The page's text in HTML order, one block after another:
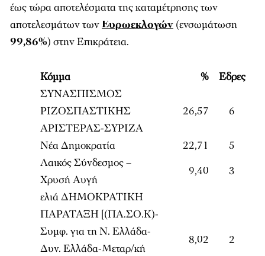
έως τώρα αποτελέσματα της καταμέτρησης των
αποτελεσμάτων τωνΕυρωεκλογών (ενσωμάτωση
99,86%) στην Επικράτεια.
Κόμμα %
Εδρες
ΣΥΝΑΣΠΙΣΜΟΣ
ΡΙΖΟΣΠΑΣΤΙΚΗΣ
ΑΡΙΣΤΕΡΑΣ-ΣΥΡΙΖΑ
26,57 6
Νέα Δημοκρατία 22,71
5
Λαικός Σύνδεσμος –
Χρυσή Αυγή
9,40
3
ελιά ΔΗΜΟΚΡΑΤΙΚΗ
ΠΑΡΑΤΑΞΗ [(ΠΑ.ΣΟ.Κ)-
Συμφ. για τη Ν. Ελλάδα-
Δυν. Ελλάδα-Μεταρ/κή
8,02 2